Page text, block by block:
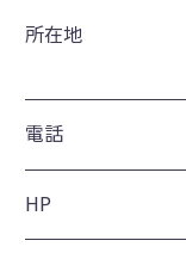
所在地
電話
HP